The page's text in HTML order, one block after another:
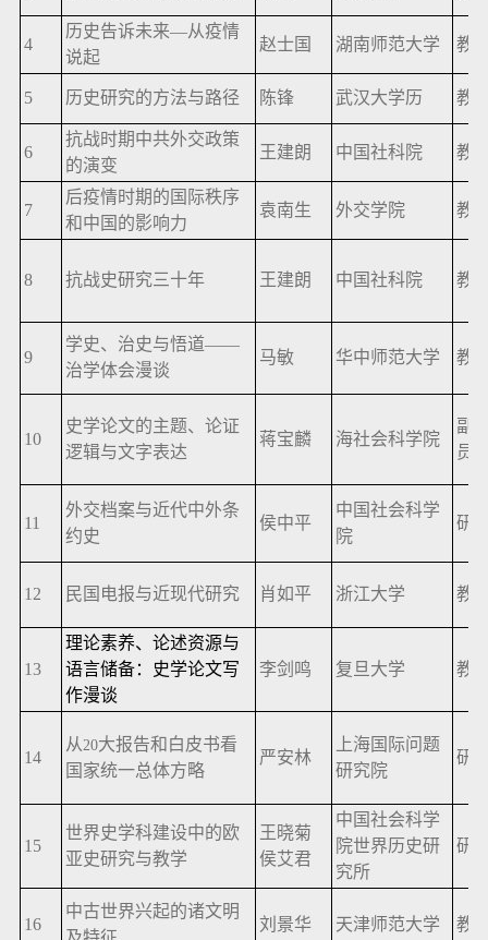
4
历史告诉未来—从疫情
说起
赵士国 湖南师范大学 教
5 历史研究的方法与路径 陈锋 武汉大学历 教
6
抗战时期中共外交政策
的演变
王建朗 中国社科院 教
7
后疫情时期的国际秩序
和中国的影响力
袁南生 外交学院 教
8 抗战史研究三十年 王建朗 中国社科院 教
9
学史、治史与悟道——
治学体会漫谈
马敏 华中师范大学 教
10
史学论文的主题、论证
逻辑与文字表达
蒋宝麟 海社会科学院
副
员
11
外交档案与近代中外条
约史
侯中平
中国社会科学
院
研
12 民国电报与近现代研究 肖如平 浙江大学 教
13
理论素养、论述资源与
语言储备：史学论文写
作漫谈
李剑鸣 复旦大学 教
14
从 20大报告和白皮书看
国家统一总体方略
严安林
上海国际问题
研究院
研
15
世界史学科建设中的欧
亚史研究与教学
王晓菊
侯艾君
中国社会科学
院世界历史研
究所
研
16
中古世界兴起的诸文明
刘景华 天津师范大学 教